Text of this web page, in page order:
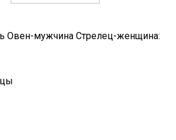
Овен-мужчина Стрелец-женщина: